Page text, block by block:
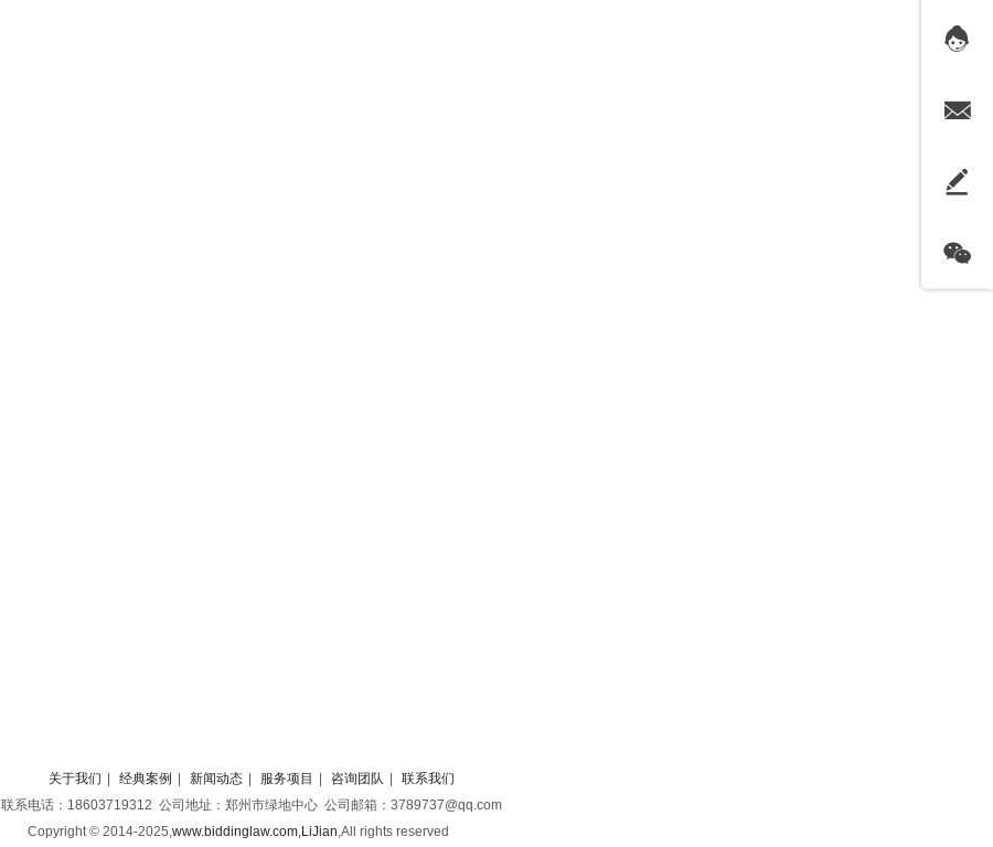
关于我们 经典案例 新闻动态 服务项目 咨询团队
联系我们
联系电话：18603719312 公司地址：郑州市绿地中心 公司邮箱：3789737@qq.com
Copyright © 2014-2025,www.biddinglaw.com,LiJian,All rights reserved